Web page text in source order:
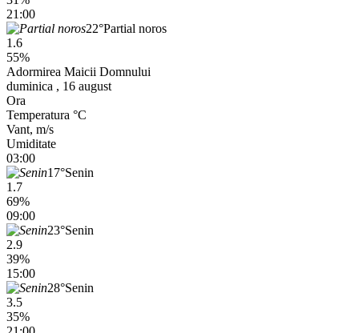
21:00
22°Partial noros
1.6
55%
Adormirea Maicii Domnului
duminica , 16 august
Ora
Temperatura °C
Vant, m/s
Umiditate
03:00
17°Senin
1.7
69%
09:00
23°Senin
2.9
39%
15:00
28°Senin
3.5
35%